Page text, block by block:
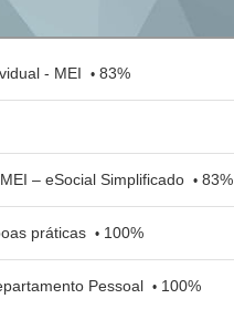
- MEI • 83%
– eSocial Simplificado • 83%
práticas • 100%
Pessoal • 100%